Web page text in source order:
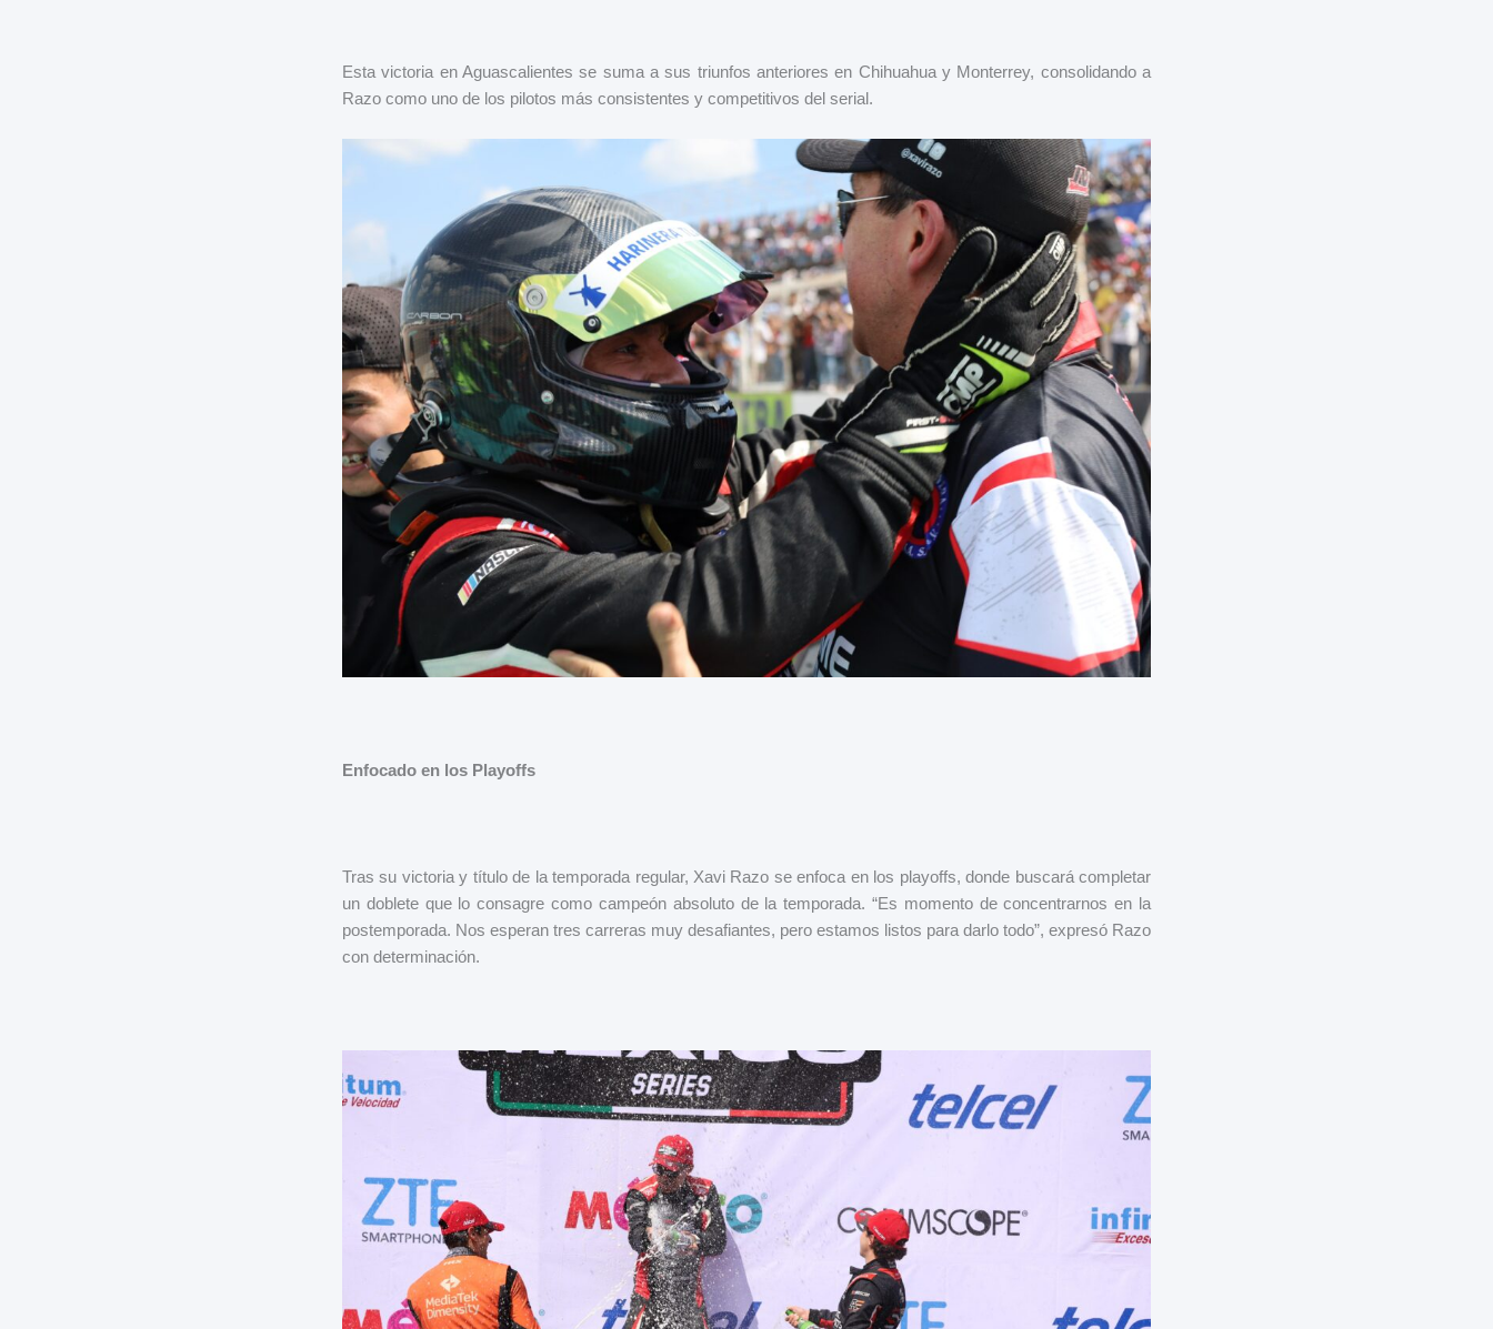
Esta victoria en Aguascalientes se suma a sus triunfos anteriores en Chihuahua y Monterrey, consolidando a
Razo como uno de los pilotos más consistentes y competitivos del serial.
Enfocado en los Playoffs
Tras su victoria y título de la temporada regular, Xavi Razo se enfoca en los playoffs, donde buscará completar
un doblete que lo consagre como campeón absoluto de la temporada. “Es momento de concentrarnos en la
postemporada. Nos esperan tres carreras muy desafiantes, pero estamos listos para darlo todo”, expresó Razo
con determinación.